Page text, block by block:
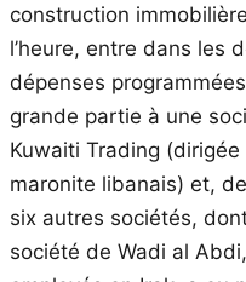
construction
l’heure, entre dans les
dépenses
grande partie à une
Kuwaiti Trading
maronite libanais) et,
six autres sociétés,
société de Wadi al